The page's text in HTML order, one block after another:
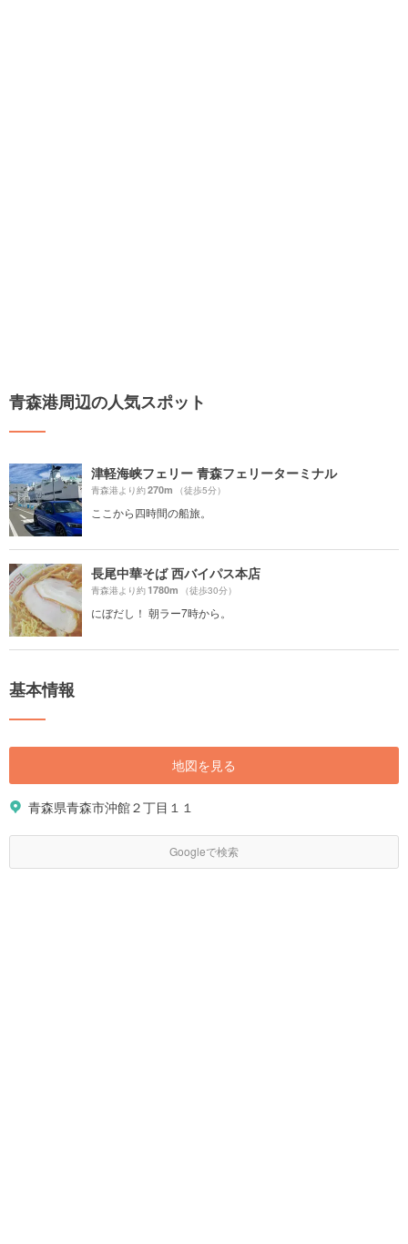
青森港周辺の人気スポット
津軽海峡フェリー 青森フェリーターミナル
青森港より約270m （徒歩5分）
ここから四時間の船旅。
長尾中華そば 西バイパス本店
青森港より約1780m （徒歩30分）
にぼだし！ 朝ラー7時から。
基本情報
地図を見る
青森県青森市沖館２丁目１１
Googleで検索